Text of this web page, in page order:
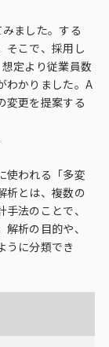
ました。する
そこで、採用し
定より従業員数
わかりました。A
変更を提案する
使われる「多変
析とは、複数の
法のことで、
析の目的や、
うに分類でき